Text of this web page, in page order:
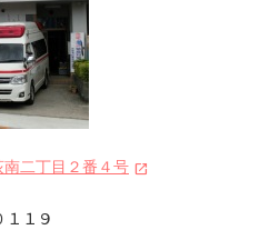
二丁目２番４号
１９